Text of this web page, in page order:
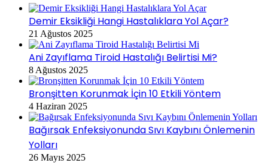
Demir Eksikliği Hangi Hastalıklara Yol Açar?
21 Ağustos 2025
Ani Zayıflama Tiroid Hastalığı Belirtisi Mi?
8 Ağustos 2025
Bronşitten Korunmak İçin 10 Etkili Yöntem
4 Haziran 2025
Bağırsak Enfeksiyonunda Sıvı Kaybını Önlemenin
Yolları
26 Mayıs 2025